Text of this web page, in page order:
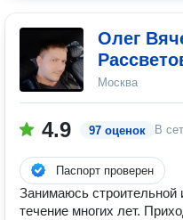
Олег
Москва
4.9 97 оценок В
Паспорт проверен
Занимаюсь строительной
течение многих лет.